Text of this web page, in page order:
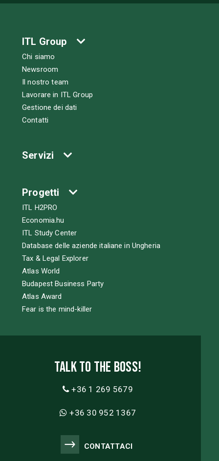
ITL Group
Chi siamo
Newsroom
Il nostro team
Lavorare in ITL Group
Gestione dei dati
Contatti
Servizi
Progetti
ITL H2PRO
Economia.hu
ITL Study Center
Database delle aziende italiane in Ungheria
Tax & Legal Explorer
Atlas World
Budapest Business Party
Atlas Award
Fear is the mind-killer
Talk to the boss!
+36 1 269 5679
+36 30 952 1367
CONTATTACI